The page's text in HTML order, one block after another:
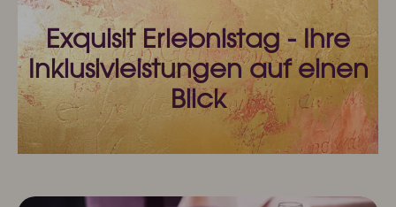
Exquisit Business - Tagen & Feiern
Kulinarik & Genuss
Frühstück im Hotel
Mittag & mehr
Kulinarischer Abend
Bar & Weinkeller
Events
Exquisit Erlebnistag - Ihre
Inklusivleistungen auf einen
Blick